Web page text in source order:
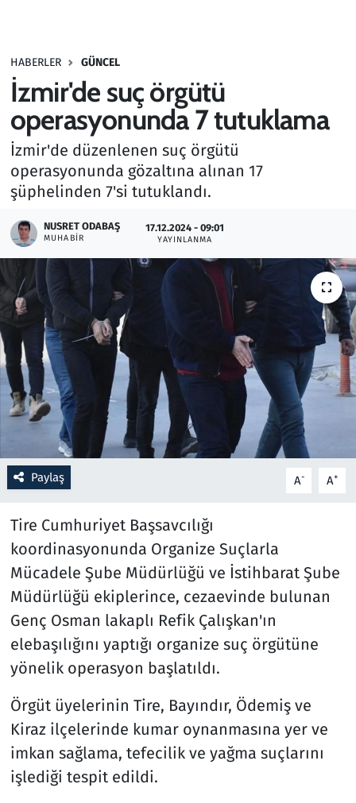
HABERLER GÜNCEL
İzmir'de suç örgütü
operasyonunda 7 tutuklama
İzmir'de düzenlenen suç örgütü
operasyonunda gözaltına alınan 17
şüphelinden 7'si tutuklandı.
NUSRET ODABAŞ
MUHABIR
17.12.2024 - 09:01
YAYINLANMA
Paylaş A- A+
Tire Cumhuriyet Başsavcılığı
koordinasyonunda Organize Suçlarla
Mücadele Şube Müdürlüğü ve İstihbarat Şube
Müdürlüğü ekiplerince, cezaevinde bulunan
Genç Osman lakaplı Refik Çalışkan'ın
elebaşılığını yaptığı organize suç örgütüne
yönelik operasyon başlatıldı.
Örgüt üyelerinin Tire, Bayındır, Ödemiş ve
Kiraz ilçelerinde kumar oynanmasına yer ve
imkan sağlama, tefecilik ve yağma suçlarını
işlediği tespit edildi.
Haber
Kurumsal Haberler
Lezzet Durağı
Memur ve Kamu
Otomobil
Oyun
Ramazan
Resmi İlanlar
Rüya Tabirleri
Sağlık
Savunma Sanayi
Seçim 2023
Spor
Teknoloji ve Bilim
Televizyon